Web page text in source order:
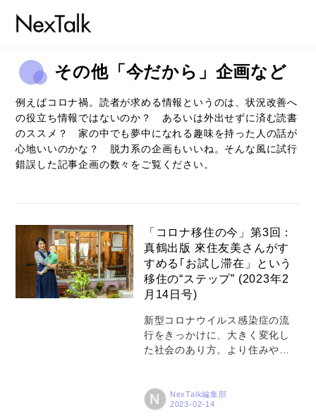
その他「今だから」企画など
例えばコロナ禍。読者が求める情報というのは、状況改善へ
の役立ち情報ではないのか？ あるいは外出せずに済む読書
のススメ？ 家の中でも夢中になれる趣味を持った人の話が
心地いいのかな？ 脱力系の企画もいいね。 そんな風に試行
錯誤した記事企画の数々をご覧ください。
「コロナ移住の今」第3回：
真鶴出版 來住友美さんがす
すめる｢お試し滞在」という
移住の“ステップ” (2023年2
月14日号)
新型コロナウイルス感染症の流
行をきっかけに、大きく変化し
た社会のあり方。より住みやす
る人が増えています。そんな
「コロナ移住の今」について考
N NexTalk編集部